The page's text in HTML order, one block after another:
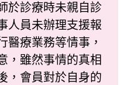
於診療時未親自診
人員未辦理支援報
醫療業務等情事，
，雖然事情的真相
，會員對於自身的